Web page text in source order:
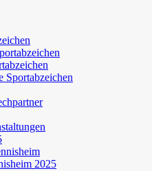
Sportabzeichen
2025